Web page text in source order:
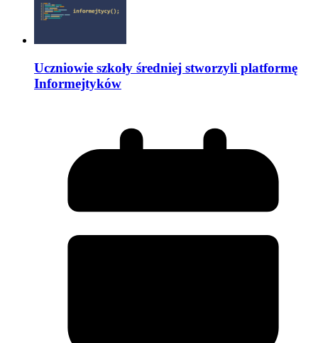
Uczniowie szkoły średniej stworzyli platformę
Informejtyków